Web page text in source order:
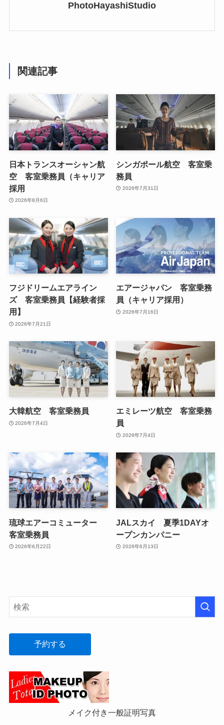
PhotoHayashiStudio
関連記事
日本トランスオーシャン航
空 客室乗務員（キャリア
採用
2026年8月6日
シンガポール航空 客室乗
務員
2026年7月31日
フジドリームエアライン
ズ 客室乗務員【経験者採
用】
2026年7月21日
エアージャパン 客室乗務
員（キャリア採用）
2026年7月16日
大韓航空 客室乗務員
2026年7月4日
エミレーツ航空 客室乗務
員
2026年7月4日
琉球エアーコミューター
客室乗務員
2026年6月22日
JALスカイ 夏季1DAYオ
ープンカンパニー
2026年6月13日
予約する
メイク付き一般証明写真